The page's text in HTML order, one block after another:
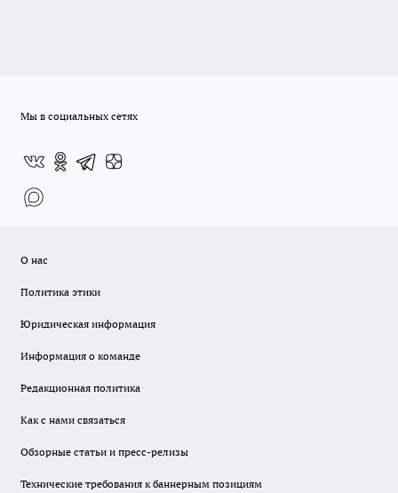
Мы в социальных сетях
О нас
Политика этики
Юридическая информация
Информация о команде
Редакционная политика
Как с нами связаться
Обзорные статьи и пресс-релизы
Технические требования к баннерным позициям